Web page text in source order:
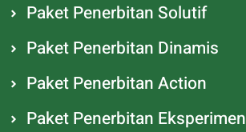
Paket Penerbitan Solutif
Paket Penerbitan Dinamis
Paket Penerbitan Action
Paket Penerbitan Eksperimen